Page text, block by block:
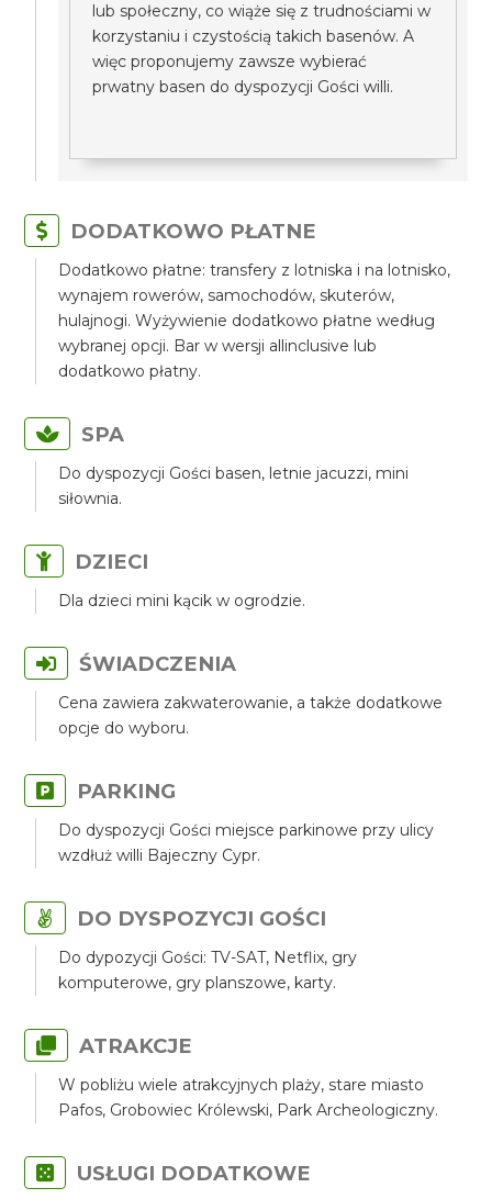
lub społeczny, co wiąże się z trudnościami w
korzystaniu i czystością takich basenów. A
więc proponujemy zawsze wybierać
prwatny basen do dyspozycji Gości willi.
DODATKOWO PŁATNE
Dodatkowo płatne: transfery z lotniska i na lotnisko,
wynajem rowerów, samochodów, skuterów,
hulajnogi. Wyżywienie dodatkowo płatne według
wybranej opcji. Bar w wersji allinclusive lub
dodatkowo płatny.
SPA
Do dyspozycji Gości basen, letnie jacuzzi, mini
siłownia.
DZIECI
Dla dzieci mini kącik w ogrodzie.
ŚWIADCZENIA
Cena zawiera zakwaterowanie, a także dodatkowe
opcje do wyboru.
PARKING
Do dyspozycji Gości miejsce parkinowe przy ulicy
wzdłuż willi Bajeczny Cypr.
DO DYSPOZYCJI GOŚCI
Do dypozycji Gości: TV-SAT, Netflix, gry
komputerowe, gry planszowe, karty.
ATRAKCJE
W pobliżu wiele atrakcyjnych plaży, stare miasto
Pafos, Grobowiec Królewski, Park Archeologiczny.
USŁUGI DODATKOWE